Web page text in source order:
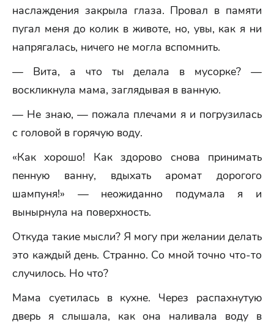
наслаждения закрыла глаза. Провал в памяти
пугал меня до колик в животе, но, увы, как я ни
напрягалась, ничего не могла вспомнить.
— Вита, а что ты делала в мусорке? —
воскликнула мама, заглядывая в ванную.
— Не знаю, — пожала плечами я и погрузилась
с головой в горячую воду.
«Как хорошо! Как здорово снова принимать
пенную ванну, вдыхать аромат дорогого
шампуня!» — неожиданно подумала я и
вынырнула на поверхность.
Откуда такие мысли? Я могу при желании делать
это каждый день. Странно. Со мной точно что-то
случилось. Но что?
Мама суетилась в кухне. Через распахнутую
дверь я слышала, как она наливала воду в